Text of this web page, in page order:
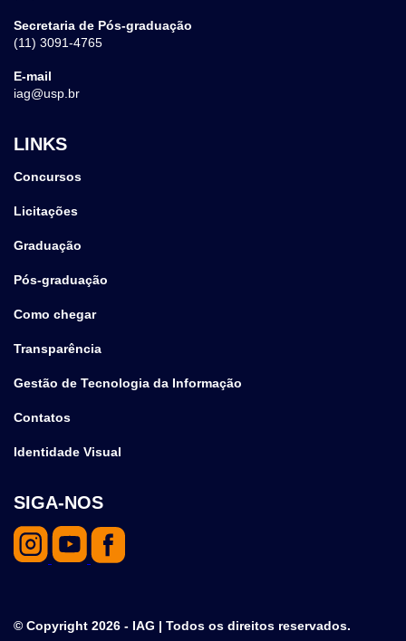
Secretaria de Pós-graduação
(11) 3091-4765
E-mail
iag@usp.br
LINKS
Concursos
Licitações
Graduação
Pós-graduação
Como chegar
Transparência
Gestão de Tecnologia da Informação
Contatos
Identidade Visual
SIGA-NOS
© Copyright 2026 - IAG | Todos os direitos reservados.